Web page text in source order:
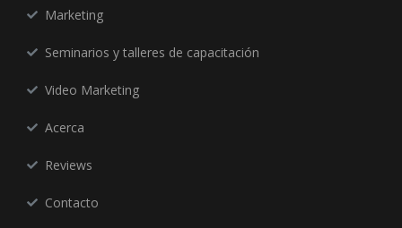
Marketing
Seminarios y talleres de capacitación
Video Marketing
Acerca
Reviews
Contacto